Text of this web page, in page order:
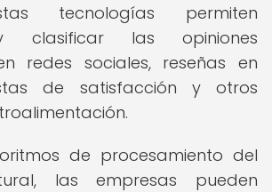
tecnologías permiten
clasificar las opiniones
redes sociales, reseñas en
de satisfacción y otros
de procesamiento del
las empresas pueden